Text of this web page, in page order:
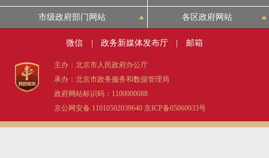
市级政府部门网站 各区政府网站
微信 政务新媒体发布厅 邮箱
主办：北京市人民政府办公厅
承办：北京市政务服务和数据管理局
政府网站标识码：1100000088
京公网安备 11010502039640 京ICP备05060933号